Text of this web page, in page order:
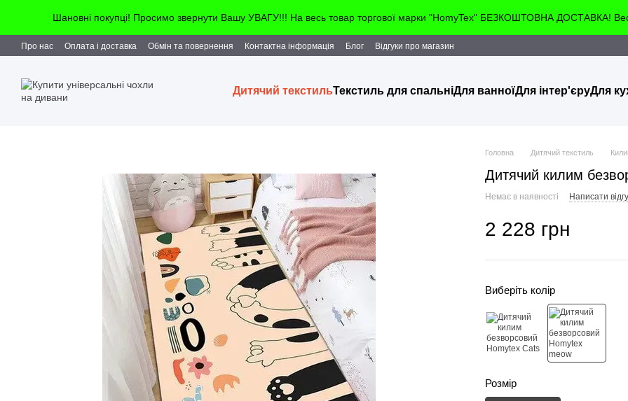
Шановні покупці! Просимо звернути Вашу УВАГУ!!! На весь товар торгової марки "HomyTex" БЕЗКОШТОВНА ДОСТАВКА!
Про нас Оплата і доставка Обмін та повернення Контактна інформація Блог Відгуки про магазин
Дитячий текстильТекстиль для спальніДля ванноїДля інтер'єруДля
Головна Дитячий текстиль
Дитячий килим
Немає в наявності Написати
2 228 грн
Виберіть колір
Розмір